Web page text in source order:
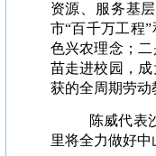
资源、服务基
市“百千万工程
色兴农理念；
苗走进校园，
获的全周期劳动
陈威代表
里将全力做好